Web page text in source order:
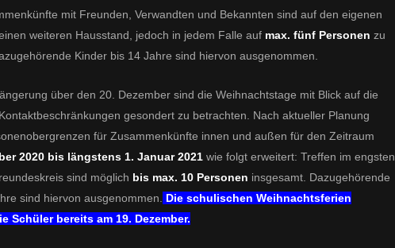
mit Freunden, Verwandten und Bekannten sind auf den eigenen
weiteren Hausstand, jedoch in jedem Falle auf max. fünf Personen zu
Kinder bis 14 Jahre sind hiervon ausgenommen.
über den 20. Dezember sind die Weihnachtstage mit Blick auf die
gesondert zu betrachten. Nach aktueller Planung
für Zusammenkünfte innen und außen für den Zeitraum
2020 bis längstens 1. Januar 2021 wie folgt erweitert: Treffen im engsten
sind möglich bis max. 10 Personen insgesamt. Dazugehörende
sind hiervon ausgenommen.
Die schulischen Weihnachtsferien
Schüler bereits am 19. Dezember.